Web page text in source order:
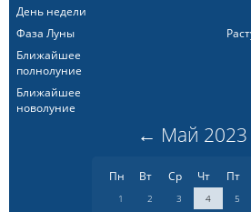
День недели
Фаза Луны
Ближайшее
полнолуние
Ближайшее
новолуние
← Май 2023
Пн Вт Ср Чт Пт
1 2 3 4 5